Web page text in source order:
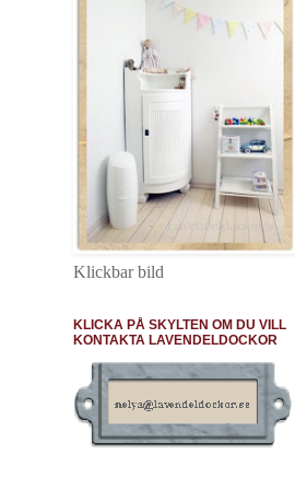
Klickbar bild
KLICKA PÅ SKYLTEN OM DU VILL
KONTAKTA LAVENDELDOCKOR